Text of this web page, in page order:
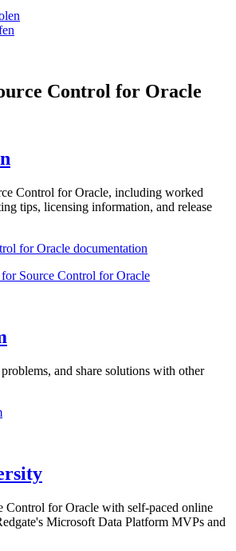
Control for Oracle
Control for Oracle, including worked
tips, licensing information, and release
for Oracle documentation
for Source Control for Oracle
and share solutions with other
Control for Oracle with self-paced online
Microsoft Data Platform MVPs and